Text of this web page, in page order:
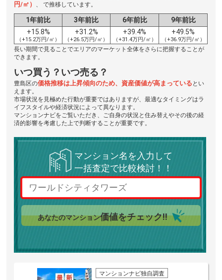
円/㎡） 、 で推移しています。
1年前比 3年前比 6年前比
9年前比
+15.8%
（+15.2万円/㎡）
+31.2%
（+26.5万円/㎡）
+39.4%
（+31.4万円/㎡）
+49.5%
（+36.9万円/㎡）
長い期間で見ることでエリアのマーケット全体をさらに把握することが
できます。
いつ買う？いつ売る？
豊島区の価格推移は上昇傾向のため、資産価値が高まっている とい
えます。
市場状況を見極めた行動が重要ではありますが、最適なタイミングはラ
イフスタイルや経済状況によって異なります。
マンションナビをご覧いただき、ご自身の状況と住み替えやその後の経
済的影響を考慮した上で判断することが重要です。
マンション名を入力して
一括査定で比較検討！！
あなたのマンション価値をチェック!!
マンションナビ独自調査